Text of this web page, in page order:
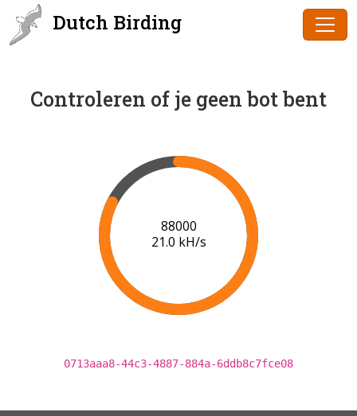
Dutch Birding
Controleren of je geen bot bent
90000
21.1 kH/s
0713aaa8-44c3-4887-884a-6ddb8c7fce08